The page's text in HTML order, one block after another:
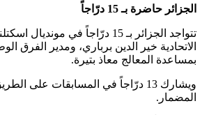
الجزائر حاضرة بـ 15 درّاجاً
تتواجد الجزائر بـ 15 درّاجاً في
الاتحادية خير الدين برباري، ومدير الفرق
بمساعدة المعالج معاذ بتيرة.
المضمار.